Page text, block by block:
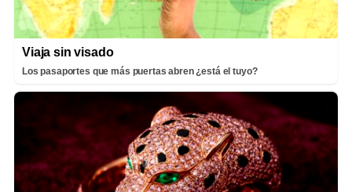
Viaja sin visado
Los pasaportes que más puertas abren ¿está el tuyo?